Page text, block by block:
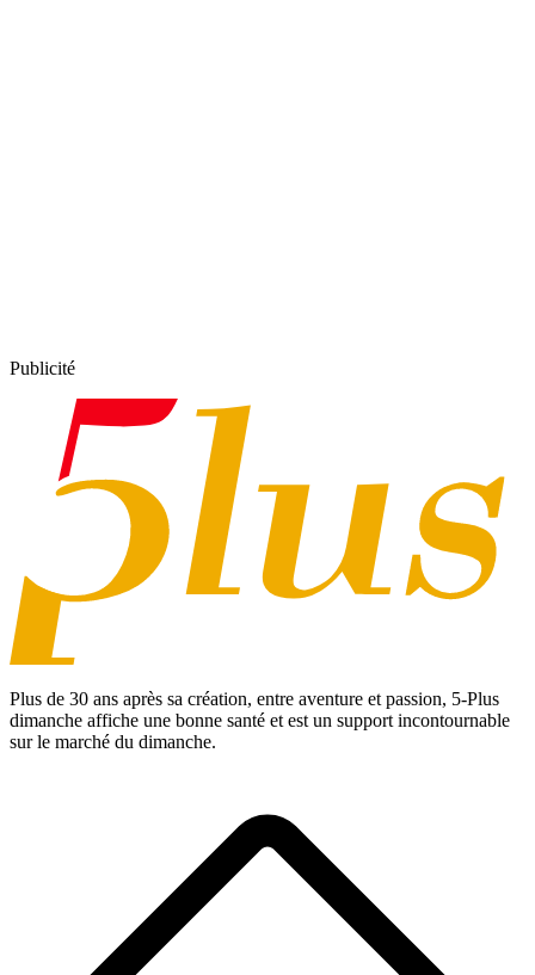
Publicité
Plus de 30 ans après sa création, entre aventure et passion, 5-Plus
dimanche affiche une bonne santé et est un support incontournable
sur le marché du dimanche.